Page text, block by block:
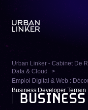
Urban Linker - Cabinet De
Data & Cloud
Emploi Digital & Web :
Business Developer Terrain